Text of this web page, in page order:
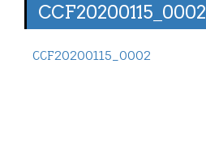
CCF20200115_0002
CCF20200115_0002